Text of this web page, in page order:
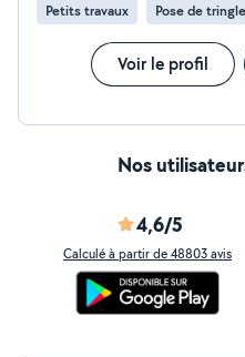
Petits travaux Pose de
Voir le profil
Nos
4,6/5
Calculé à partir de 48803 avis